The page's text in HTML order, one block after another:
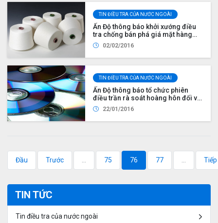
TIN ĐIỀU TRA CỦA NƯỚC NGOÀI
Ấn Độ thông báo khởi xướng điều
tra chống bán phá giá mặt hàng
sợi spandex nhập khẩu từ Việt Nam
02/02/2016
TIN ĐIỀU TRA CỦA NƯỚC NGOÀI
Ấn Độ thông báo tổ chức phiên
điều trần rà soát hoàng hôn đối với
vụ việc điều tra chống bán phá giá
sản phẩm đĩa ghi hình DVD nhập
khẩu từ Việt Nam và Thái Lan
22/01/2016
Đầu Trước 75 76 77 Tiếp
TIN TỨC
Tin điều tra của nước ngoài